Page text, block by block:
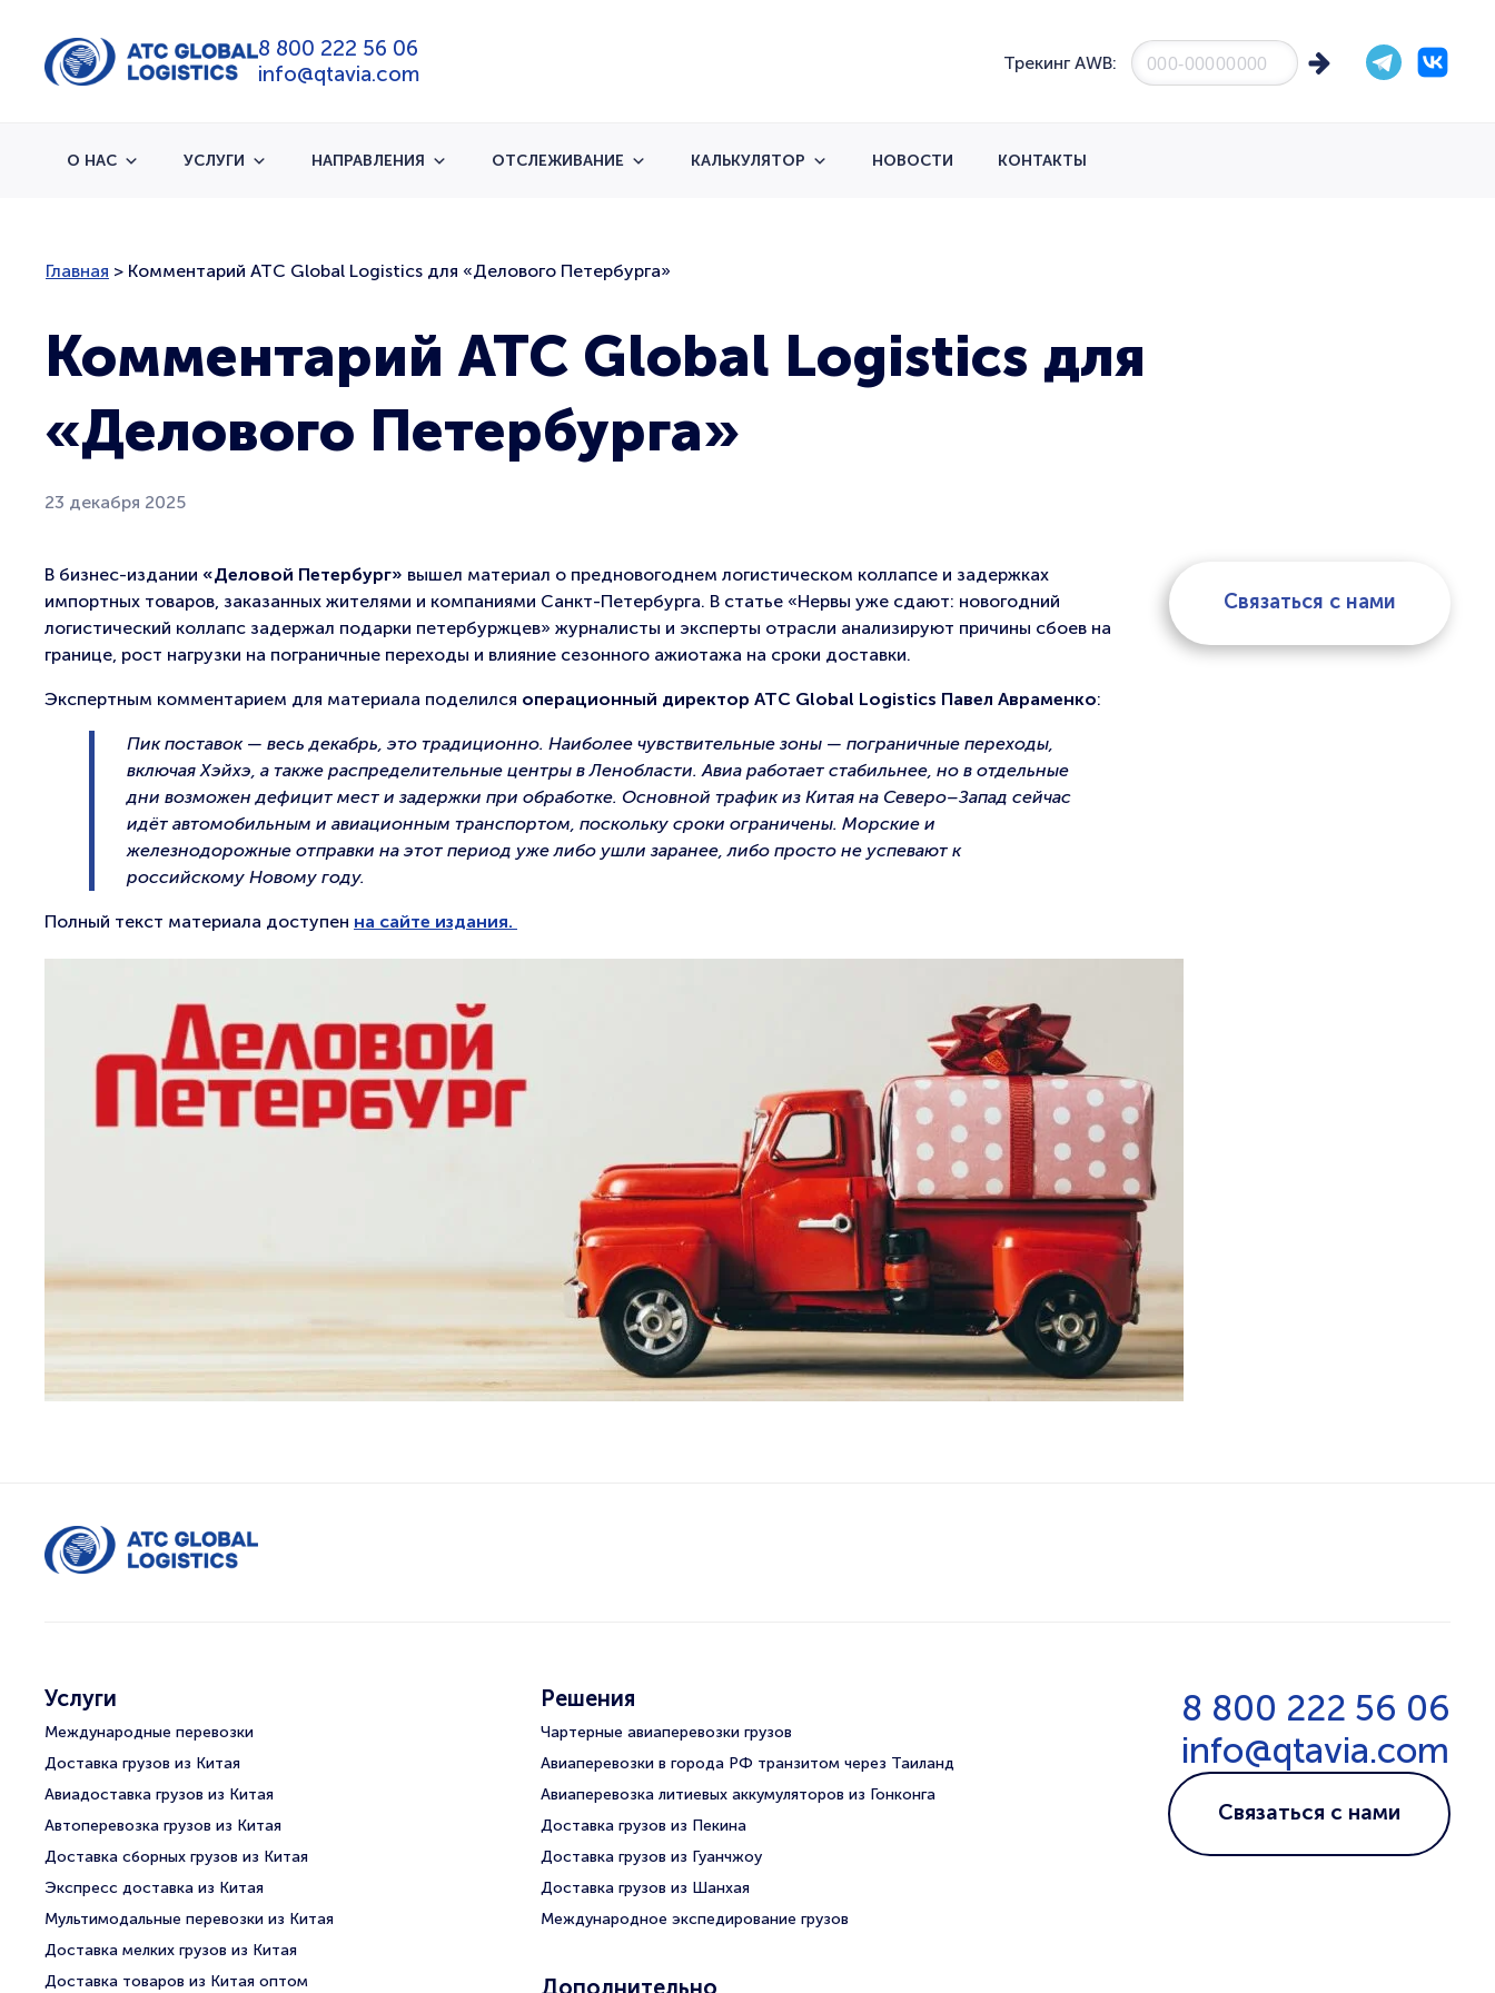
8 800 222 56 06
info@qtavia.com
Трекинг AWB:
О НАС УСЛУГИ НАПРАВЛЕНИЯ ОТСЛЕЖИВАНИЕ КАЛЬКУЛЯТОР НОВОСТИ КОНТАКТЫ
Главная > Комментарий ATC Global Logistics для «Делового Петербурга»
Комментарий ATC Global Logistics для
«Делового Петербурга»
23 декабря 2025
В бизнес-издании «Деловой Петербург» вышел материал о предновогоднем логистическом коллапсе и задержках
импортных товаров, заказанных жителями и компаниями Санкт-Петербурга. В статье «Нервы уже сдают: новогодний
логистический коллапс задержал подарки петербуржцев» журналисты и эксперты отрасли анализируют причины сбоев на
границе, рост нагрузки на пограничные переходы и влияние сезонного ажиотажа на сроки доставки.
Экспертным комментарием для материала поделился операционный директор ATC Global Logistics Павел Авраменко:
Пик поставок — весь декабрь, это традиционно. Наиболее чувствительные зоны — пограничные переходы,
включая Хэйхэ, а также распределительные центры в Ленобласти. Авиа работает стабильнее, но в отдельные
дни возможен дефицит мест и задержки при обработке. Основной трафик из Китая на Северо–Запад сейчас
идёт автомобильным и авиационным транспортом, поскольку сроки ограничены. Морские и
железнодорожные отправки на этот период уже либо ушли заранее, либо просто не успевают к
российскому Новому году.
Полный текст материала доступен на сайте издания.
Связаться с нами
Услуги
Международные перевозки
Доставка грузов из Китая
Авиадоставка грузов из Китая
Автоперевозка грузов из Китая
Доставка сборных грузов из Китая
Экспресс доставка из Китая
Мультимодальные перевозки из Китая
Доставка мелких грузов из Китая
Доставка товаров из Китая оптом
Решения
Чартерные авиаперевозки грузов
Авиаперевозки в города РФ транзитом через Таиланд
Авиаперевозка литиевых аккумуляторов из Гонконга
Доставка грузов из Пекина
Доставка грузов из Гуанчжоу
Доставка грузов из Шанхая
Международное экспедирование грузов
Дополнительно
8 800 222 56 06
info@qtavia.com
Связаться с нами